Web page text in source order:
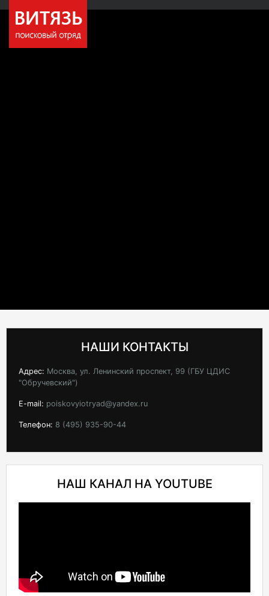
НАШИ КОНТАКТЫ
Адрес: Москва, ул. Ленинский проспект, 99 (ГБУ ЦДИС
"Обручевский")
E-mail: poiskovyiotryad@yandex.ru
Телефон: 8 (495) 935-90-44
НАШ КАНАЛ НА YOUTUBE